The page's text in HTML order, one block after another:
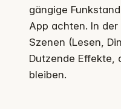
gängige
App achten. In
Szenen (Lesen,
Dutzende Effekte,
bleiben.